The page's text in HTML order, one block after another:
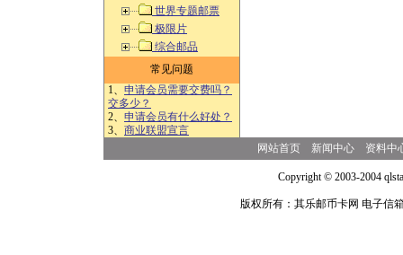
世界专题邮票
极限片
综合邮品
常见问题
1、 申请会员需要交费吗？
交多少？
2、 申请会员有什么好处？
3、 商业联盟宣言
网站首页 新闻中心 资料中
Copyright © 2003-2004
版权所有：其乐邮币卡网 电子信